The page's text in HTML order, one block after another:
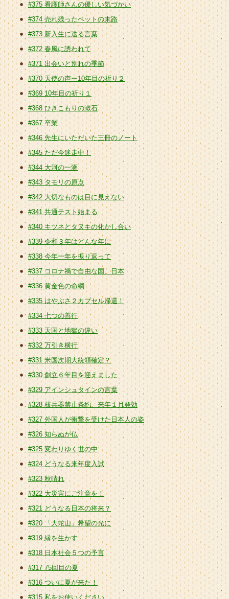
#375 看護師さんの優しい気づかい
#374 売れ残ったペットの末路
#373 新入生に送る言葉
#372 春風に誘われて
#371 出会いと別れの季節
#370 天使の声ー10年目の祈り２
#369 10年目の祈り１
#368 ひきこもりの漱石
#367 卒業
#346 先生にいただいた三冊のノート
#345 ただ今迷走中！
#344 大河の一滴
#343 タモリの原点
#342 大切なものは目に見えない
#341 共通テスト始まる
#340 キツネとタヌキの化かし合い
#339 令和３年はどんな年に
#338 今年一年を振り返って
#337 コロナ禍で自由な国、日本
#336 黄金色の命綱
#335 はやぶさ２カプセル帰還！
#334 七つの善行
#333 天国と地獄の違い
#332 万引き横行
#331 米国次期大統領確定？
#330 創立６年目を迎えました
#329 アインシュタインの言葉
#328 核兵器禁止条約、来年１月発効
#327 外国人が衝撃を受けた日本人の姿
#326 知らぬが仏
#325 変わりゆく世の中
#324 どうなる来年度入試
#323 秋晴れ
#322 大災害にご注意を！
#321 どうなる日本の将来？
#320 「大蛇山」希望の光に
#319 縁を生かす
#318 日本社会５つの予言
#317 75回目の夏
#316 ついに夏が来た！
#315 私をお使いください